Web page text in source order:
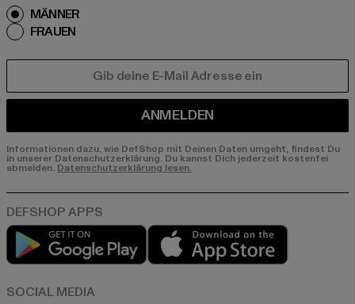
MÄNNER
FRAUEN
ANMELDEN
Informationen dazu, wie DefShop mit Deinen Daten umgeht, findest Du
in unserer Datenschutzerklärung. Du kannst Dich jederzeit kostenfei
abmelden. Datenschutzerklärung lesen.
Play market